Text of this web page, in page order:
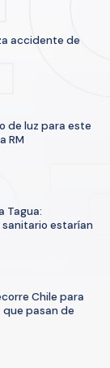
accidente de
de luz para este
RM
Tagua:
estarían
Chile para
pasan de